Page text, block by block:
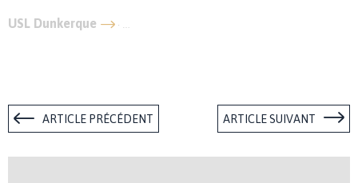
USL Dunkerque ·
ARTICLE PRÉCÉDENT ARTICLE SUIVANT